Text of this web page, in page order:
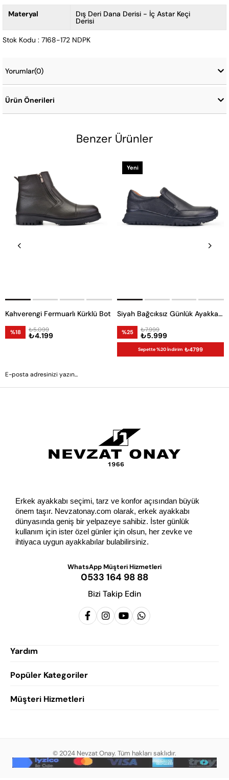
Materyal Dış Deri Dana Derisi - İç Astar Keçi
Derisi
Stok Kodu : 7168-172 NDPK
Yorumlar(0)
Ürün Önerileri
Benzer Ürünler
Kahverengi Fermuarlı Kürklü Bot
%18 ₺4.199
₺5.099
Siyah Bağcıksız Günlük Ayakkabı
%25 ₺5.999
₺7.999
Yeni
Sepette %20 İndirim ₺4799
Erkek ayakkabı seçimi, tarz ve konfor açısından büyük
önem taşır. Nevzatonay.com olarak, erkek ayakkabı
dünyasında geniş bir yelpazeye sahibiz. İster günlük
kullanım için ister özel günler için olsun, her zevke ve
ihtiyaca uygun ayakkabılar bulabilirsiniz.
WhatsApp Müşteri Hizmetleri
0533 164 98 88
Bizi Takip Edin
Yardım
Hakkımızda
Popüler Kategoriler
Erkek Klasik Ayakkabı
Erkek Günlük Ayakkabı
Erkek Sandalet
Müşteri Hizmetleri
Mesafeli Satış Sözleşmesi
© 2024 Nevzat Onay. Tüm hakları saklıdır.